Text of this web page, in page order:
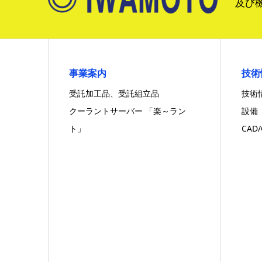
事業案内
受託加工品、受託組立品
クーラントサーバー 「楽～ラン
ト」
技
技術
設備